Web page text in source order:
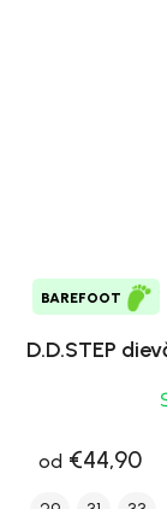
BAREFOOT
D.D.STEP
od €44,90